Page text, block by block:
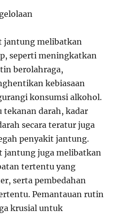
jantung melibatkan
seperti meningkatkan
berolahraga,
kebiasaan
konsumsi alkohol.
tekanan darah, kadar
secara teratur juga
penyakit jantung.
jantung juga melibatkan
tertentu yang
serta pembedahan
Pemantauan rutin
krusial untuk